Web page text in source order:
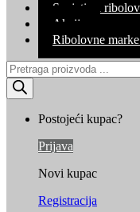
Savjeti za ribolov
Akcija
Ribolovne
Products
search
Postojeći kupac?
Prijava
Novi kupac
Registracija